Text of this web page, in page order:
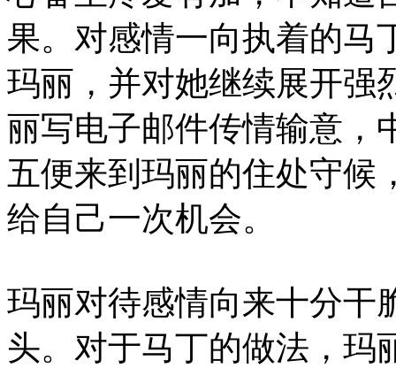
果。对感情一向执着的马
玛丽，并对她继续展开强
丽写电子邮件传情输意，
五便来到玛丽的住处守候
给自己一次机会。
玛丽对待感情向来十分干
头。对于马丁的做法，玛